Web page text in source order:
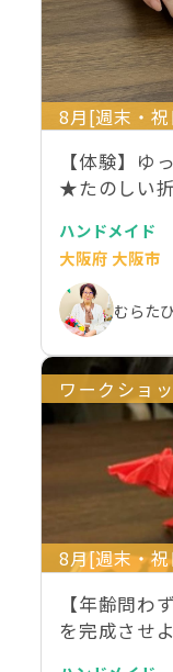
8月[週末・
【体験】ゆ
★たのしい
ハンドメイド
大阪府 大阪市
むらた
ワークショ
8月[週末・
【年齢問
を完成させ